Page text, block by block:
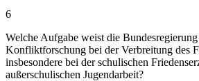
6
Welche Aufgabe weist die
Konfliktforschung bei der Verbreitung des
insbesondere bei der schulischen
außerschulischen Jugendarbeit?